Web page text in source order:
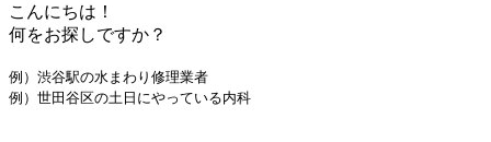
こんにちは！
何をお探しですか？
例）渋谷駅の水まわり修理業者
例）世田谷区の土日にやっている内科